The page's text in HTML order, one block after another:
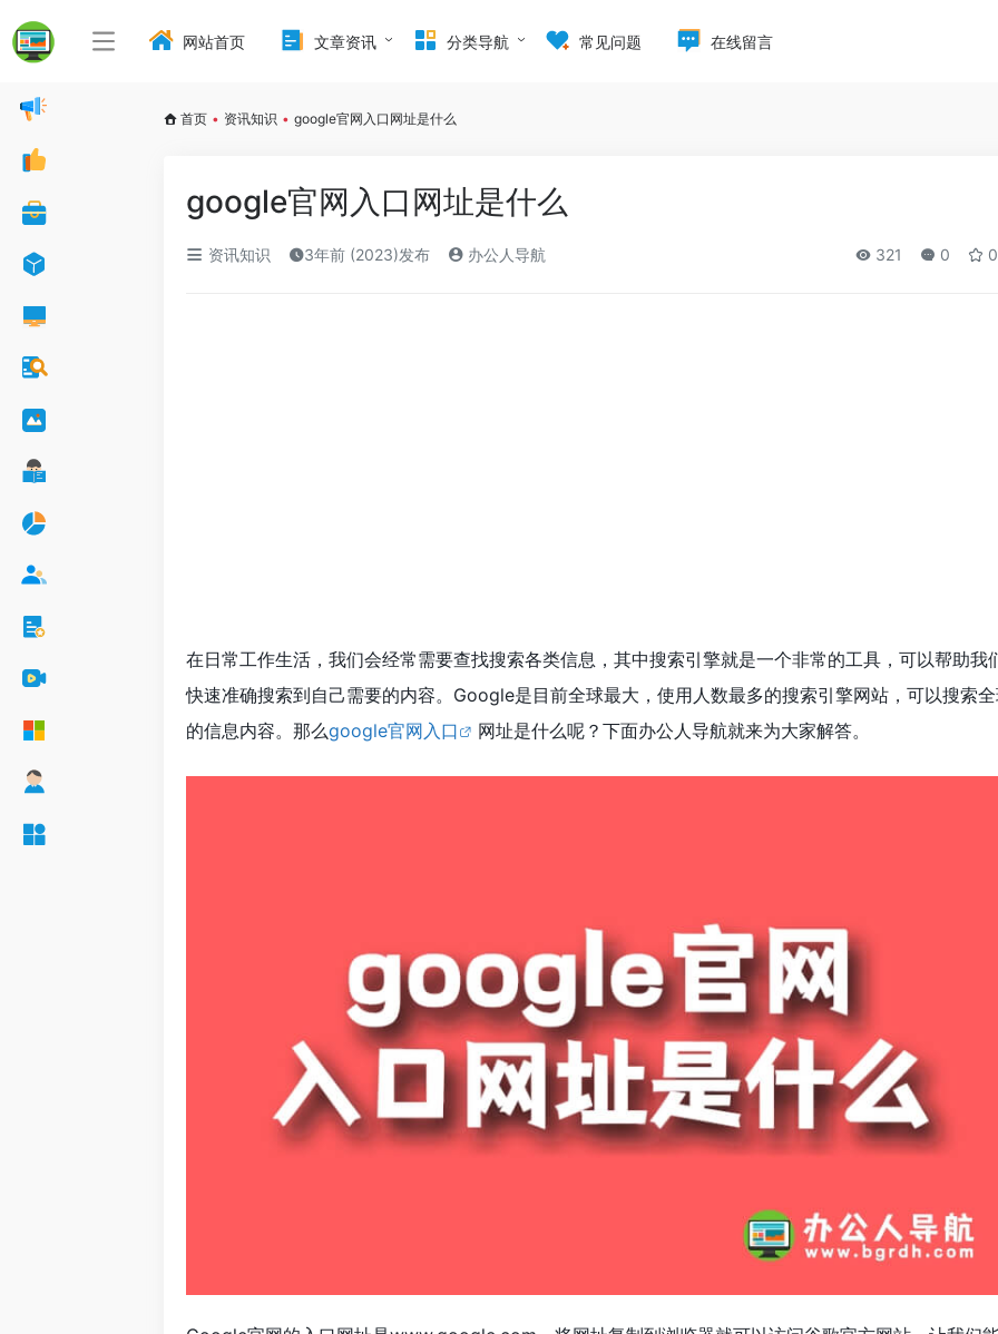
网站首页 文章资讯 分类导航 常见问题 在线留言
首页 • 资讯知识 • google官网入口网址是什么
google官网入口网址是什么
资讯知识 3年前 (2023)发布 办公人导航 321 0 0
在日常工作生活，我们会经常需要查找搜索各类信息，其中搜索引擎就是一个非常的工具，可以帮助我
快速准确搜索到自己需要的内容。Google是目前全球最大，使用人数最多的搜索引擎网站，可以搜索
的信息内容。那么google官网入口 网址是什么呢？下面办公人导航就来为大家解答。